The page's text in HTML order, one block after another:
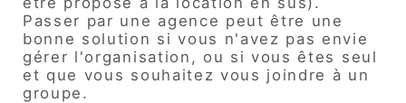
Passer par une agence peut être une
bonne solution si vous n'avez pas envie
gérer l'organisation, ou si vous êtes seul
et que vous souhaitez vous joindre à un
groupe.